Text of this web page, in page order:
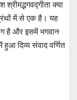
श्रीमद्भगवद्गीता क्या
ग्रंथों में से एक है। यह
है और इसमें भगवान
दिव्य संवाद वर्णित